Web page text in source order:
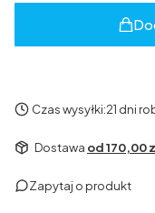
Czas wysyłki:21 dni
Dostawa od 170,00
Zapytaj o produkt